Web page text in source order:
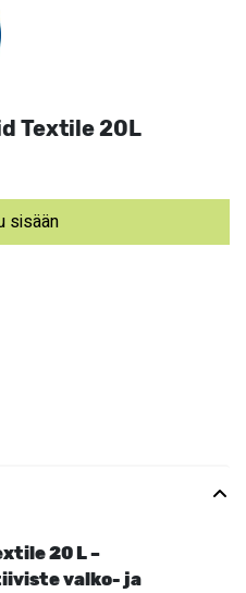
Textile 20L
sisään
20 L –
valko- ja